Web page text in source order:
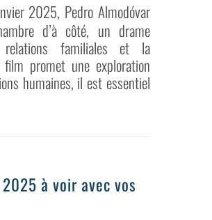
2025, Pedro Almodóvar
d’à côté, un drame
familiales et la
promet une exploration
humaines, il est essentiel
à voir avec vos